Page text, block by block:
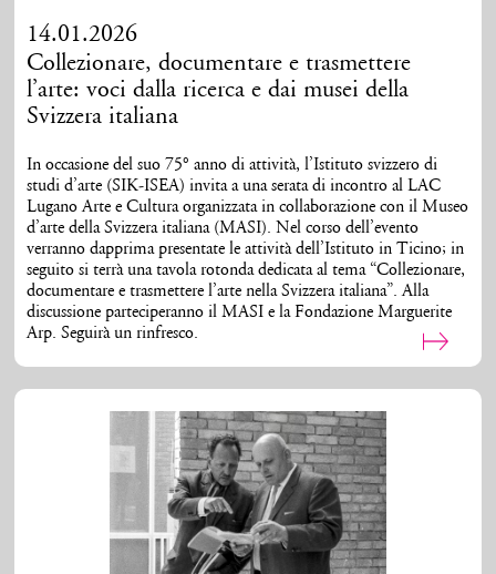
14.01.2026
Collezionare, documentare e trasmettere
l’arte: voci dalla ricerca e dai musei della
Svizzera italiana
In occasione del suo 75° anno di attività, l’Istituto svizzero di
studi d’arte (SIK-ISEA) invita a una serata di incontro al LAC
Lugano Arte e Cultura organizzata in collaborazione con il Museo
d’arte della Svizzera italiana (MASI). Nel corso dell’evento
verranno dapprima presentate le attività dell’Istituto in Ticino; in
seguito si terrà una tavola rotonda dedicata al tema “Collezionare,
documentare e trasmettere l’arte nella Svizzera italiana”. Alla
discussione parteciperanno il MASI e la Fondazione Marguerite
Arp. Seguirà un rinfresco.